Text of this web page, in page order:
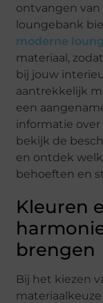
ontvangen
loungebank
moderne
materiaal,
bij jouw
aantrekkelijk
een
informatie
bekijk de
en ontdek
behoeften en
Kleuren
brengen
Bij het kiezen